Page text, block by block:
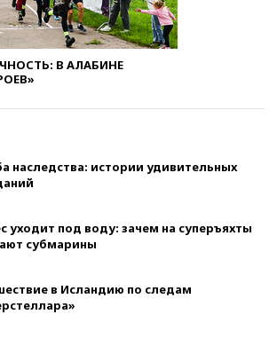
В АЛАБИНЕ
наследства: истории удивительных
уходит под воду: зачем на суперъяхты
субмарины
в Исландию по следам